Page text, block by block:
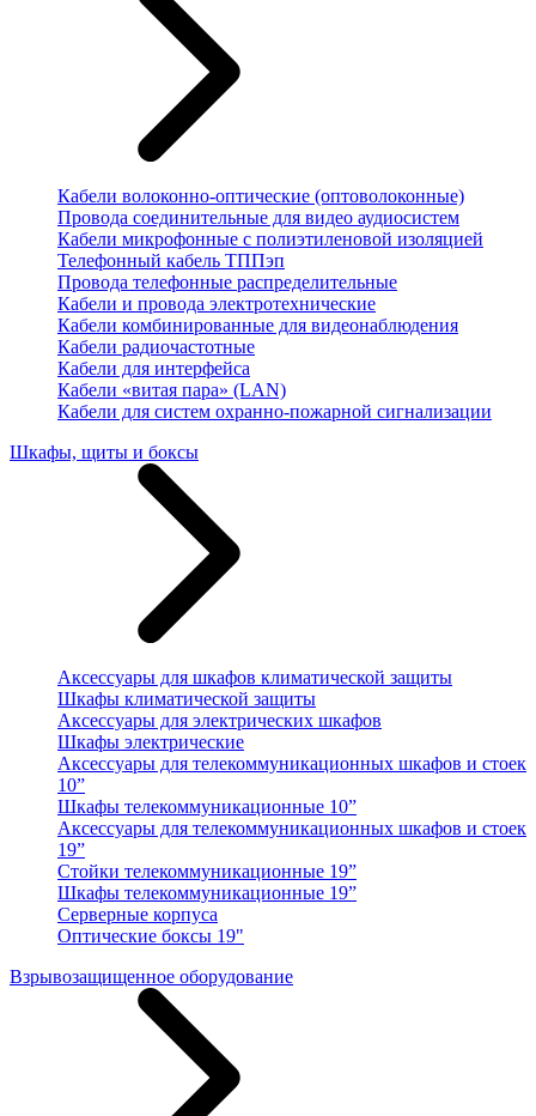
Кабели волоконно-оптические (оптоволоконные)
Провода соединительные для видео аудиосистем
Кабели микрофонные с полиэтиленовой изоляцией
Телефонный кабель ТППэп
Провода телефонные распределительные
Кабели и провода электротехнические
Кабели комбинированные для видеонаблюдения
Кабели радиочастотные
Кабели для интерфейса
Кабели «витая пара» (LAN)
Кабели для систем охранно-пожарной сигнализации
Шкафы, щиты и боксы
Аксессуары для шкафов климатической защиты
Шкафы климатической защиты
Аксессуары для электрических шкафов
Шкафы электрические
Аксессуары для телекоммуникационных шкафов и стоек
10”
Шкафы телекоммуникационные 10”
Аксессуары для телекоммуникационных шкафов и стоек
19”
Стойки телекоммуникационные 19”
Шкафы телекоммуникационные 19”
Серверные корпуса
Оптические боксы 19"
Взрывозащищенное оборудование